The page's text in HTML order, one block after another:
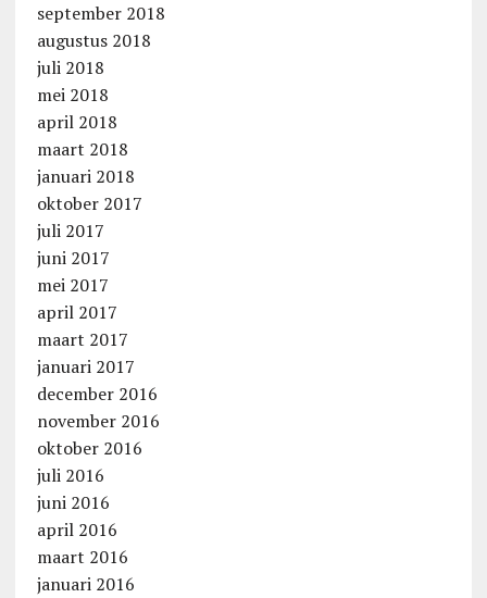
september 2018
augustus 2018
juli 2018
mei 2018
april 2018
maart 2018
januari 2018
oktober 2017
juli 2017
juni 2017
mei 2017
april 2017
maart 2017
januari 2017
december 2016
november 2016
oktober 2016
juli 2016
juni 2016
april 2016
maart 2016
januari 2016